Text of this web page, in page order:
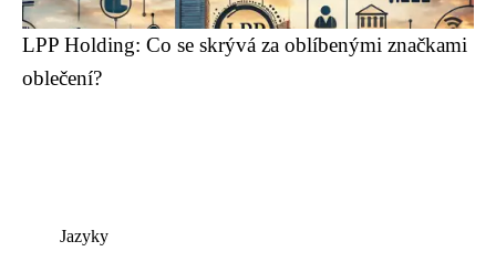
LPP Holding: Co se skrývá za oblíbenými značkami
oblečení?
Jazyky